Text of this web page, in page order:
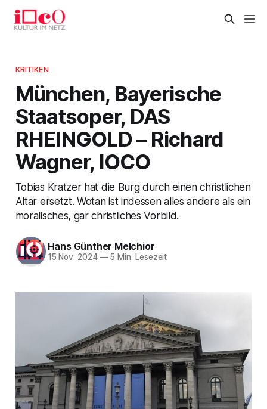
KRITIKEN
München, Bayerische
Staatsoper, DAS
RHEINGOLD – Richard
Wagner, IOCO
Tobias Kratzer hat die Burg durch einen christlichen
Altar ersetzt. Wotan ist indessen alles andere als ein
moralisches, gar christliches Vorbild.
Hans Günther Melchior
15 Nov. 2024 —5 Min. Lesezeit